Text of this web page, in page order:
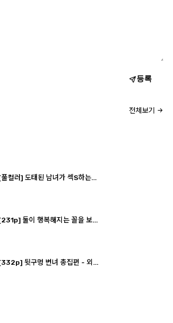
등록
전체보기
컬러] 도태된 남녀가 섹S하는...
둘이 행복해지는 꼴을 보...
뒷구멍 변녀 총집편 - 외...